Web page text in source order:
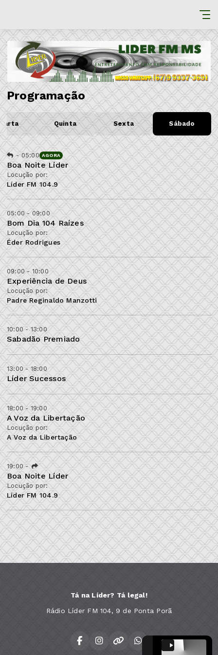
Programação
Quinta Sexta Sábado
- 05:00 AGORA
Boa Noite Líder
Locução por:
Líder FM 104.9
05:00 - 09:00
Bom Dia 104 Raízes
Locução por:
Éder Rodrigues
09:00 - 10:00
Experiência de Deus
Locução por:
Padre Reginaldo Manzotti
10:00 - 13:00
Sabadão Premiado
13:00 - 18:00
Líder Sucessos
18:00 - 19:00
A Voz da Libertação
Locução por:
A Voz da Libertação
19:00-
Boa Noite Líder
Locução por:
Líder FM 104.9
Tá na Líder? Tá legal!
Rádio Líder FM 104, 9 de Ponta Porã